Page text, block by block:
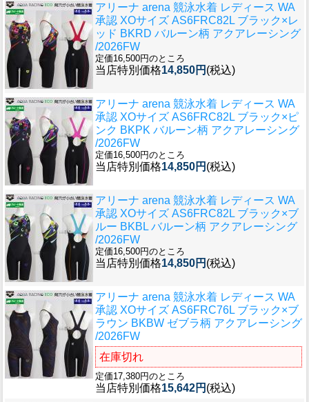
アリーナ arena 競泳水着 レディース WA
承認 XOサイズ AS6FRC82L ブラック×レ
ッド BKRD バルーン柄 アクアレーシング
/2026FW
定価16,500円のところ
当店特別価格14,850円 (税込)
アリーナ arena 競泳水着 レディース WA
承認 XOサイズ AS6FRC82L ブラック×ピ
ンク BKPK バルーン柄 アクアレーシング
/2026FW
定価16,500円のところ
当店特別価格14,850円 (税込)
アリーナ arena 競泳水着 レディース WA
承認 XOサイズ AS6FRC82L ブラック×ブ
ルー BKBL バルーン柄 アクアレーシング
/2026FW
定価16,500円のところ
当店特別価格14,850円 (税込)
アリーナ arena 競泳水着 レディース WA
承認 XOサイズ AS6FRC76L ブラック×ブ
ラウン BKBW ゼブラ柄 アクアレーシング
/2026FW
在庫切れ
定価17,380円のところ
当店特別価格15,642円 (税込)